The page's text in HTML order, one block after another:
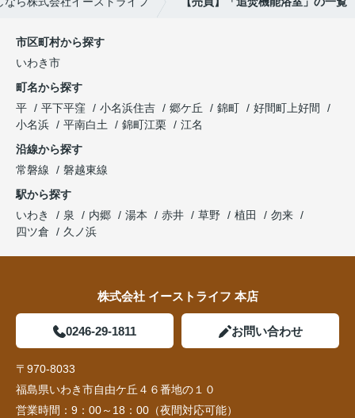
市区町村から探す
いわき市
町名から探す
平
平下平窪 小名浜住吉 郷ケ丘 錦町
好間町上好間
小名浜
平南白土 錦町江栗
江名
沿線から探す
常磐線
磐越東線
駅から探す
いわき
泉 内郷 湯本 赤井 草野 植田
勿来
四ツ倉
久ノ浜
株式会社 イーストライフ 本店
0246-29-1811 お問い合わせ
〒970-8033
福島県いわき市自由ケ丘４６番地の１０
営業時間： 9：00～18：00（夜間対応可能）